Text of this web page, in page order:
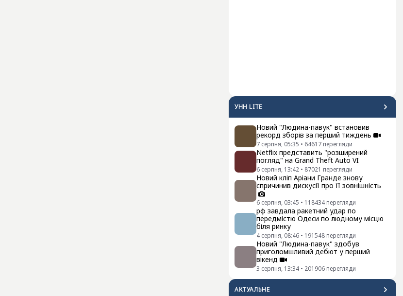
УНН LITE
Новий "Людина-павук" встановив
рекорд зборів за перший тиждень
7 серпня, 05:35 • 64617 перегляди
Netflix представить "розширений
погляд" на Grand Theft Auto VI
6 серпня, 13:42 • 87021 перегляди
Новий кліп Аріани Гранде знову
спричинив дискусії про її зовнішність
6 серпня, 03:45 • 118434 перегляди
рф завдала ракетний удар по
передмістю Одеси по людному місцю
біля ринку
4 серпня, 08:46 • 191548 перегляди
Новий "Людина-павук" здобув
приголомшливий дебют у перший
вікенд
3 серпня, 13:34 • 201906 перегляди
АКТУАЛЬНЕ